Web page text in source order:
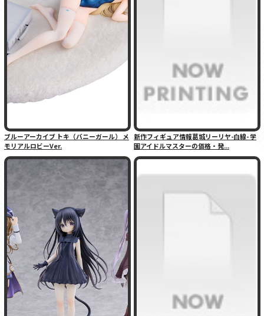
ブルーアーカイブ トキ（バニーガール） メ
モリアルロビーVer.
新作フィギュア情報葛城リーリヤ-白線- 学
園アイドルマスターの価格・発...